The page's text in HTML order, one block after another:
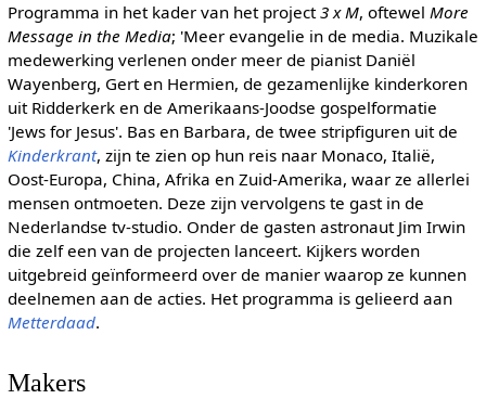
Programma in het kader van het project3 x M, oftewel More
Message in the Media; 'Meer evangelie in de media. Muzikale
medewerking verlenen onder meer de pianist Daniël
Wayenberg, Gert en Hermien, de gezamenlijke kinderkoren
uit Ridderkerk en de Amerikaans-Joodse gospelformatie
'Jews for Jesus'. Bas en Barbara, de twee stripfiguren uit de
Kinderkrant, zijn te zien op hun reis naar Monaco, Italië,
Oost-Europa, China, Afrika en Zuid-Amerika, waar ze allerlei
mensen ontmoeten. Deze zijn vervolgens te gast in de
Nederlandse tv-studio. Onder de gasten astronaut Jim Irwin
die zelf een van de projecten lanceert. Kijkers worden
uitgebreid geïnformeerd over de manier waarop ze kunnen
deelnemen aan de acties. Het programma is gelieerd aan
Metterdaad.
Makers